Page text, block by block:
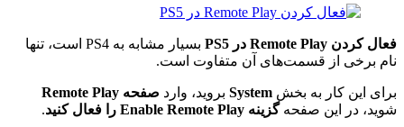
فعال کردن Remote Play در PS5
بسیار مشابه به PS4 است، تنها
نام برخی از قسمت‌های آن متفاوت است.
برای این کار به بخش System بروید، وارد صفحه Remote Play
شوید، در این صفحهگزینه Enable Remote Play را فعال کنید.